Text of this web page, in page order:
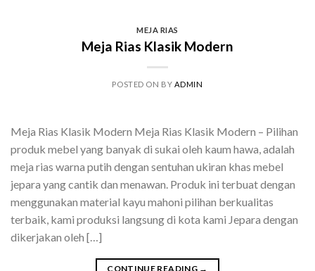
MEJA RIAS
Meja Rias Klasik Modern
POSTED ON BY ADMIN
Meja Rias Klasik Modern Meja Rias Klasik Modern – Pilihan
produk mebel yang banyak di sukai oleh kaum hawa, adalah
meja rias warna putih dengan sentuhan ukiran khas mebel
jepara yang cantik dan menawan. Produk ini terbuat dengan
menggunakan material kayu mahoni pilihan berkualitas
terbaik, kami produksi langsung di kota kami Jepara dengan
dikerjakan oleh […]
CONTINUE READING →